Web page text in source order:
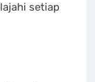
setiap